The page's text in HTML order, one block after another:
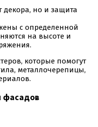
декора, но и защита
с определенной
на высоте и
которые помогут
металлочерепицы,
фасадов